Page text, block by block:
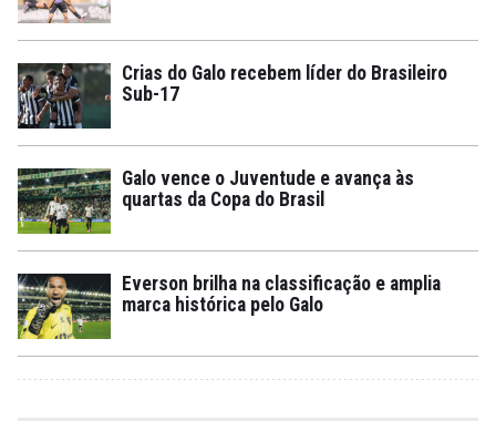
Crias do Galo recebem líder do Brasileiro
Sub-17
Galo vence o Juventude e avança às
quartas da Copa do Brasil
Everson brilha na classificação e amplia
marca histórica pelo Galo